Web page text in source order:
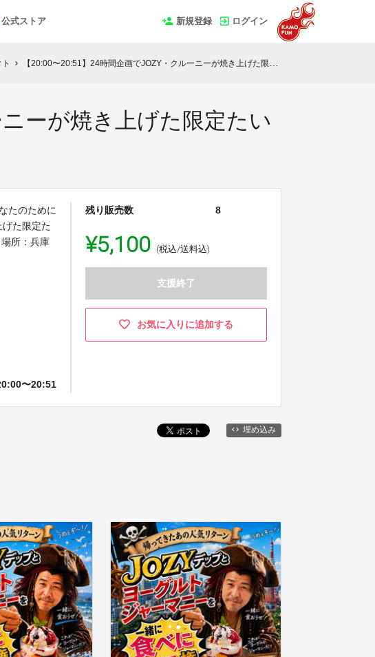
公式ストア 新規登録 ログイン
chevron_right 【20:00〜20:51】24時間企画でJOZY・クルーニーが焼き上げた限定たい焼 6匹セット
ーが焼き上げた限定たい
たのために
た限定た
所：兵庫
〜20:51
残り販売数 8
¥5,100 (税込/送料込)
支援終了
お気に入りに追加する
埋め込み